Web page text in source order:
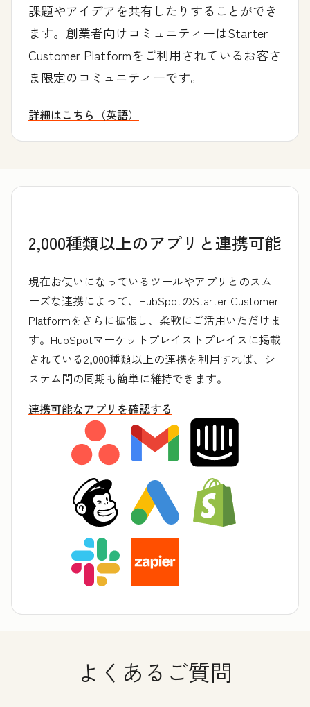
課題やアイデアを共有したりすることができ
ます。創業者向けコミュニティーはStarter
Customer Platformをご利用されているお客さ
ま限定のコミュニティーです。
詳細はこちら（英語）
創業者コミュニティーについて
2,000種類以上のアプリと連携可能
現在お使いになっているツールやアプリとのスム
ーズな連携によって、HubSpotのStarter Customer
Platformをさらに拡張し、柔軟にご活用いただけま
す。HubSpotマーケットプレイストプレイスに掲載
されている2,000種類以上の連携を利用すれば、シ
ステム間の同期も簡単に維持できます。
連携可能なアプリを確認する
よくあるご質問